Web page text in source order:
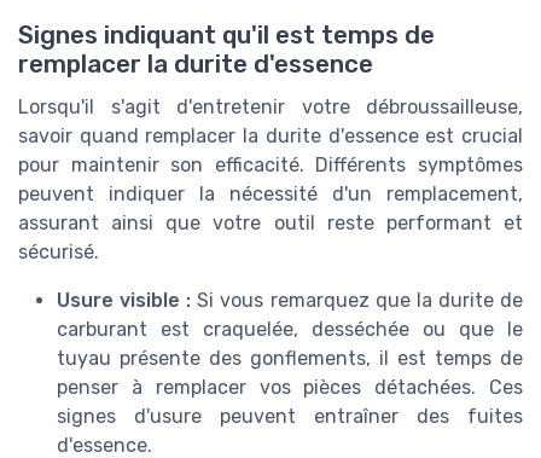
Signes indiquant qu'il est temps de
remplacer la durite d'essence
Lorsqu'il s'agit d'entretenir votre débroussailleuse,
savoir quand remplacer la durite d'essence est crucial
pour maintenir son efficacité. Différents symptômes
peuvent indiquer la nécessité d'un remplacement,
assurant ainsi que votre outil reste performant et
sécurisé.
Usure visible : Si vous remarquez que la durite de
carburant est craquelée, desséchée ou que le
tuyau présente des gonflements, il est temps de
penser à remplacer vos pièces détachées. Ces
signes d'usure peuvent entraîner des fuites
d'essence.